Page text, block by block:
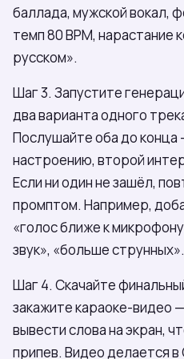
баллада, мужской вокал,
темп 80 BPM, нарастание
русском».
Шаг 3. Запустите
два варианта одного
Послушайте оба до конца
настроению, второй
Если ни один не зашёл,
промптом. Например,
«голос ближе к
звук», «больше струнных».
Шаг 4. Скачайте
закажите караоке-видео
вывести слова на экран,
припев. Видео делается